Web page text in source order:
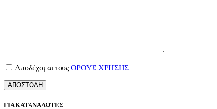
Αποδέχομαι τους ΟΡΟΥΣ ΧΡΗΣΗΣ
ΓΙΑ ΚΑΤΑΝΑΛΩΤΕΣ